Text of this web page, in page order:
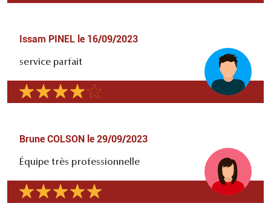
Issam PINEL le 16/09/2023
service parfait
Brune COLSON le 29/09/2023
Équipe très professionnelle